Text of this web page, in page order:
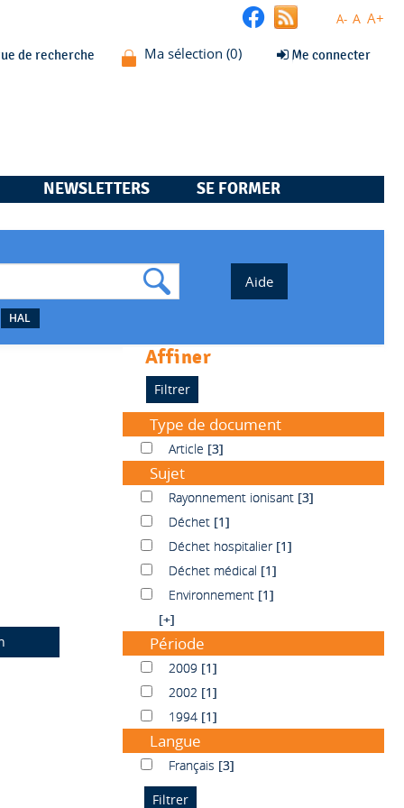
A- A A+
de recherche Me connecter
NEWSLETTERS SE FORMER
HAL
affiner
Type de document
ArticleArticle [3]
Sujet
Rayonnement ionisant
Rayonnement ionisant [3]
DéchetDéchet [1]
Déchet hospitalier
Déchet hospitalier [1]
Déchet médical
Déchet médical [1]
Environnement
Environnement [1]
[+]
Période
20092009 [1]
20022002 [1]
1994 1994 [1]
Langue
FrançaisFrançais [3]